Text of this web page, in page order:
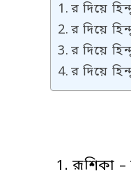
র দিয়ে
র দিয়ে
র দিয়ে
র দিয়ে
রূশিকা –